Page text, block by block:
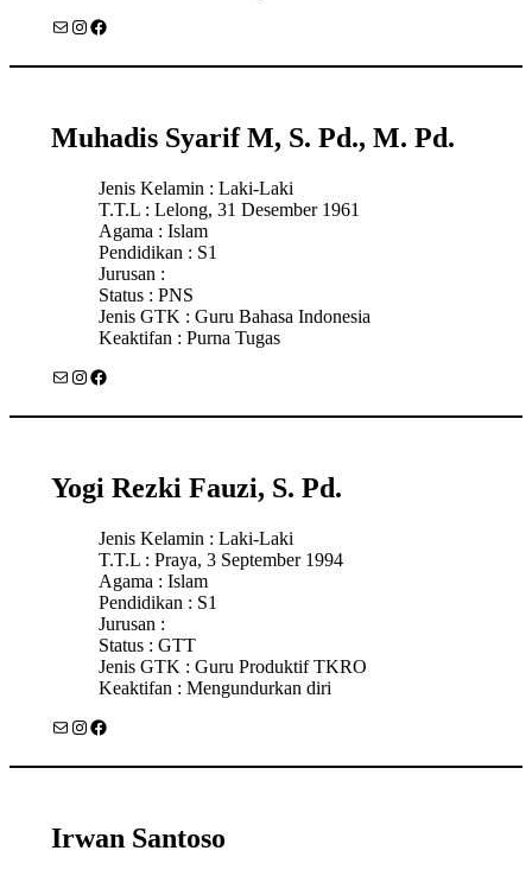
Mail
Instagram Facebook
Muhadis Syarif M, S. Pd., M. Pd.
Jenis Kelamin : Laki-Laki
T.T.L : Lelong, 31 Desember 1961
Agama : Islam
Pendidikan : S1
Jurusan :
Status : PNS
Jenis GTK : Guru Bahasa Indonesia
Keaktifan : Purna Tugas
Mail
Instagram Facebook
Yogi Rezki Fauzi, S. Pd.
Jenis Kelamin : Laki-Laki
T.T.L : Praya, 3 September 1994
Agama : Islam
Pendidikan : S1
Jurusan :
Status : GTT
Jenis GTK : Guru Produktif TKRO
Keaktifan : Mengundurkan diri
Mail
Instagram Facebook
Irwan Santoso